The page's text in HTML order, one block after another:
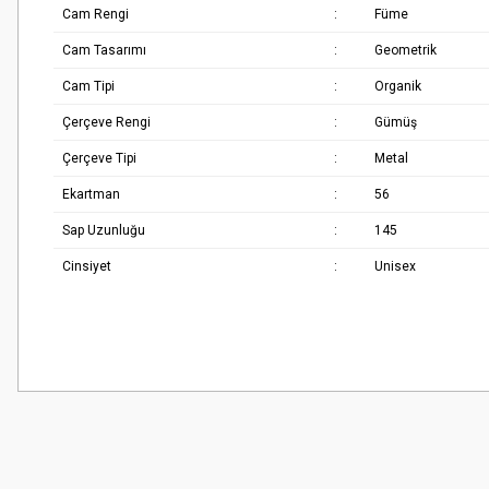
Cam Rengi : Füme
Cam Tasarımı : Geometrik
Cam Tipi : Organik
Çerçeve Rengi : Gümüş
Çerçeve Tipi : Metal
Ekartman : 56
Sap Uzunluğu : 145
Cinsiyet : Unisex
Görüş ve önerileriniz için teşekkür ederiz.